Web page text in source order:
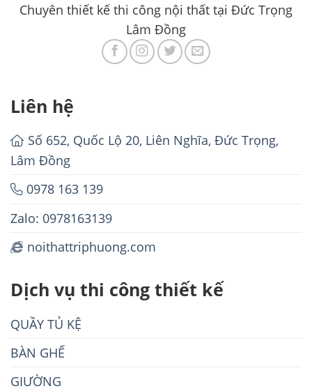
Chuyên thiết kế thi công nội thất tại Đức Trọng
Lâm Đồng
Liên hệ
Số 652, Quốc Lộ 20, Liên Nghĩa, Đức Trọng,
Lâm Đồng
0978 163 139
Zalo: 0978163139
noithattriphuong.com
Dịch vụ thi công thiết kế
QUẦY TỦ KỆ
BÀN GHẾ
GIƯỜNG